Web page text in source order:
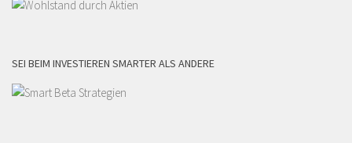
SEI BEIM INVESTIEREN SMARTER ALS ANDERE